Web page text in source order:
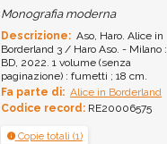
Monografia moderna
Descrizione: Aso, Haro. Alice in
Borderland 3 / Haro Aso. - Milano :
BD, 2022. 1 volume (senza
paginazione) : fumetti ; 18 cm.
Fa parte di: Alice in Borderland
Codice record: RE20006575
Copie totali (1)